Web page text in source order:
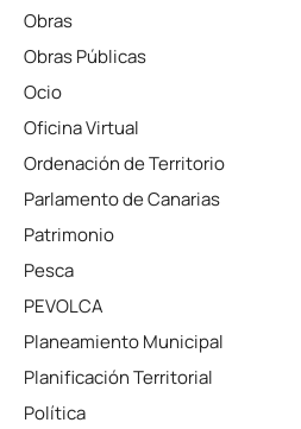
Obras
Obras Públicas
Ocio
Oficina Virtual
Ordenación de Territorio
Parlamento de Canarias
Patrimonio
Pesca
PEVOLCA
Planeamiento Municipal
Planificación Territorial
Política